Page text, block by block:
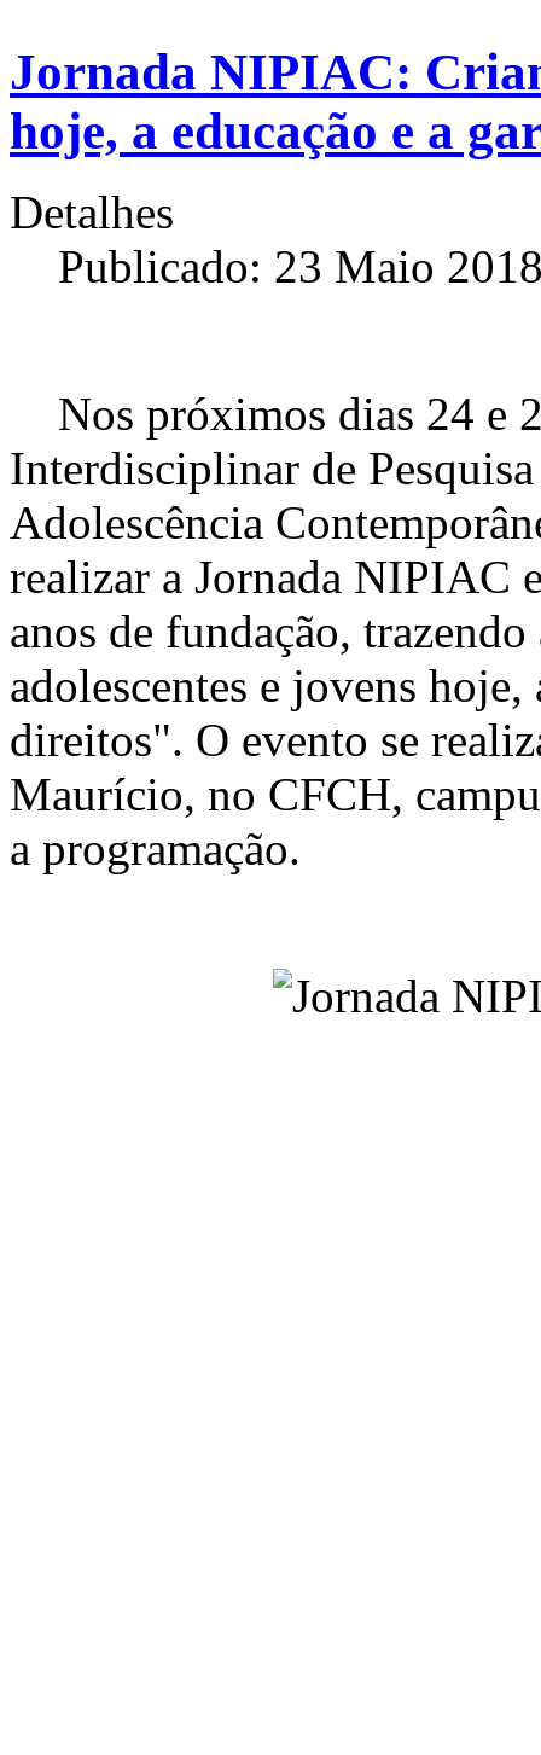
Jornada NIPIAC:
hoje, a educação e a
Detalhes
Publicado: 23 Maio
Nos próximos dias 24 e
Interdisciplinar de
Adolescência
realizar a Jornada NIPIAC
anos de fundação,
adolescentes e jovens hoje,
direitos". O evento se
Maurício, no CFCH,
a programação.